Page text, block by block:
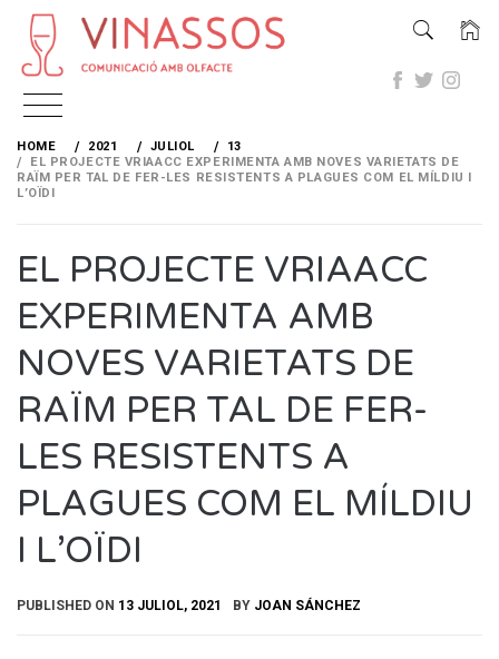
Skip
content
HOME 2021 JULIOL
13
EL PROJECTE VRIAACC EXPERIMENTA AMB NOVES VARIETATS DE
RAÏM PER TAL DE FER-LES RESISTENTS A PLAGUES COM EL MÍLDIU I
L’OÏDI
EL PROJECTE VRIAACC
EXPERIMENTA AMB
NOVES VARIETATS DE
RAÏM PER TAL DE FER-
LES RESISTENTS A
PLAGUES COM EL MÍLDIU
I L’OÏDI
PUBLISHED ON 13 JULIOL, 2021 BY JOAN SÁNCHEZ